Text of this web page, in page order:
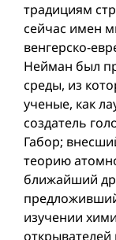
традициям
сейчас имен
венгерско-
Нейман был
среды, из
ученые, как
создатель
Габор;
теорию
ближайший
изучении